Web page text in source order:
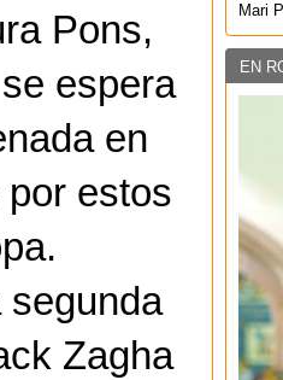
Pons,
espera
en
estos
segunda
Zagha
Mari
EN